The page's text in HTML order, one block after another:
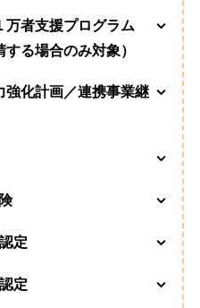
者支援プログラム
する場合のみ対象）
化計画／連携事業継
定
定